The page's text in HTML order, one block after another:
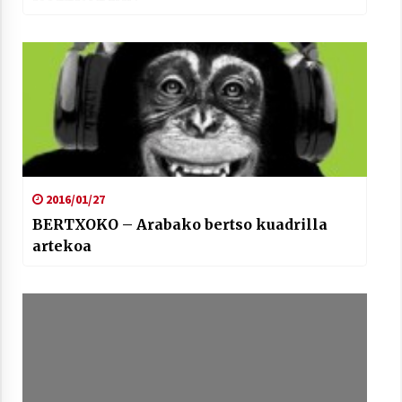
Arrosaren laburpen bideoa Hamaika
Telebistaren eskutik
2021/06/30
2016/01/27
BERTXOKO – Arabako bertso kuadrilla
artekoa